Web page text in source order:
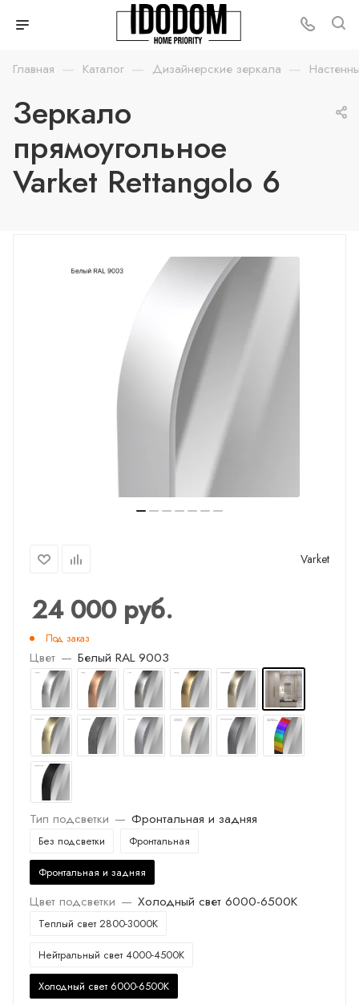
Главная — Каталог — Дизайнерские зеркала —
Зеркало
прямоугольное
Varket Rettangolo 6
Varket
24 000руб.
Под заказ
Цвет — Белый RAL 9003
Тип подсветки — Фронтальная и задняя
Без подсветки Фронтальная
Фронтальная и задняя
Цвет подсветки — Холодный свет 6000-6500K
Теплый свет 2800-3000K
Нейтральный свет 4000-4500K
Холодный свет 6000-6500K